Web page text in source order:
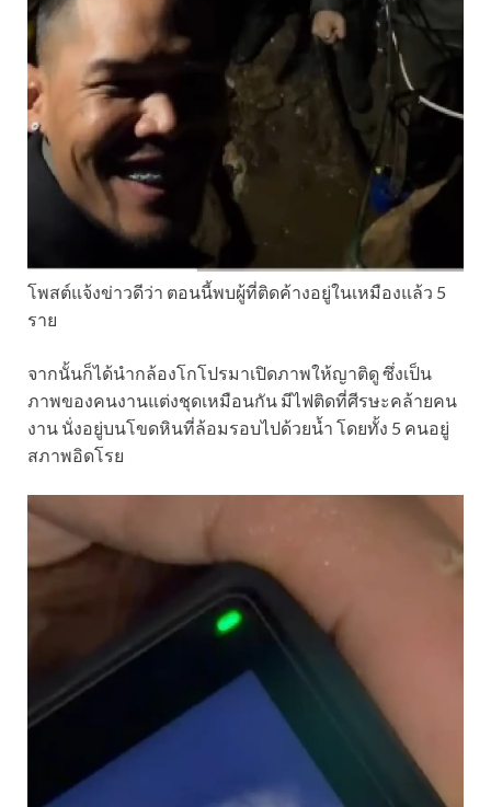
โพสต์แจ้งข่าวดีว่า ตอนนี้พบผู้ที่ติดค้างอยู่ในเหมืองแล้ว 5
ราย
จากนั้นก็ได้นำกล้องโกโปรมาเปิดภาพให้ญาติดู ซึ่งเป็น
ภาพของคนงานแต่งชุดเหมือนกัน มีไฟติดที่ศีรษะคล้ายคน
งาน นั่งอยู่บนโขดหินที่ล้อมรอบไปด้วยน้ำ โดยทั้ง 5 คนอยู่
สภาพอิดโรย